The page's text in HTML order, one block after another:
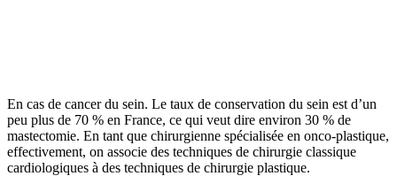
En cas de cancer du sein. Le taux de conservation du sein est d’un
peu plus de 70 % en France, ce qui veut dire environ 30 % de
mastectomie. En tant que chirurgienne spécialisée en onco-plastique,
effectivement, on associe des techniques de chirurgie classique
cardiologiques à des techniques de chirurgie plastique.